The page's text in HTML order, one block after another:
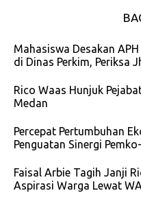
Mahasiswa Desakan
di Dinas Perkim, Periksa
Rico Waas Hunjuk
Medan
Percepat Pertumbuhan
Penguatan Sinergi
Faisal Arbie Tagih Janji
Aspirasi Warga Lewat